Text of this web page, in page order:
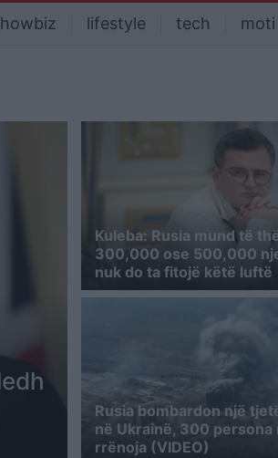
lifestyle tech moti
Kuleba: Rusia mund të
300,000 ose 500,000
nuk do ta fitojë këtë luftë
Rusia bombardon një
në Ukrainë, 300 persona
rrënoja (VIDEO)